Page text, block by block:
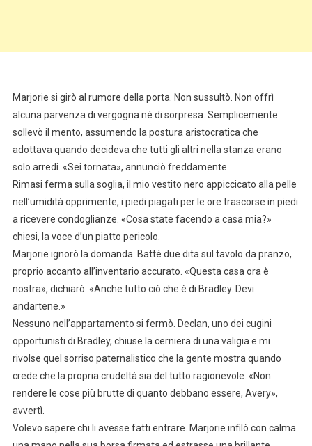
Marjorie si girò al rumore della porta. Non sussultò. Non offrì
alcuna parvenza di vergogna né di sorpresa. Semplicemente
sollevò il mento, assumendo la postura aristocratica che
adottava quando decideva che tutti gli altri nella stanza erano
solo arredi. «Sei tornata», annunciò freddamente.
Rimasi ferma sulla soglia, il mio vestito nero appiccicato alla pelle
nell’umidità opprimente, i piedi piagati per le ore trascorse in piedi
a ricevere condoglianze. «Cosa state facendo a casa mia?»
chiesi, la voce d’un piatto pericolo.
Marjorie ignorò la domanda. Batté due dita sul tavolo da pranzo,
proprio accanto all’inventario accurato. «Questa casa ora è
nostra», dichiarò. «Anche tutto ciò che è di Bradley. Devi
andartene.»
Nessuno nell’appartamento si fermò. Declan, uno dei cugini
opportunisti di Bradley, chiuse la cerniera di una valigia e mi
rivolse quel sorriso paternalistico che la gente mostra quando
crede che la propria crudeltà sia del tutto ragionevole. «Non
rendere le cose più brutte di quanto debbano essere, Avery»,
avvertì.
Volevo sapere chi li avesse fatti entrare. Marjorie infilò con calma